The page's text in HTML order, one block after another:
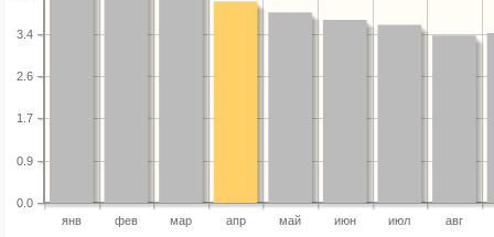
янв фев мар апр май июн июл авг
0.0
0.9
1.7
2.6
3.4